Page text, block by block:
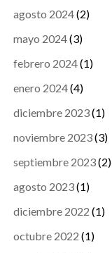
agosto 2024(2)
mayo 2024(3)
febrero 2024(1)
enero 2024(4)
diciembre 2023(1)
noviembre 2023(3)
septiembre 2023(2)
agosto 2023(1)
diciembre 2022 (1)
octubre 2022 (1)